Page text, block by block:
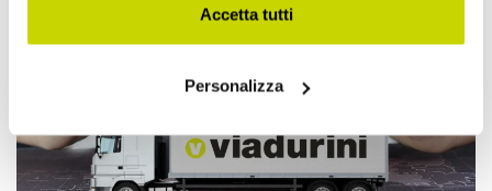
Accetta tutti
Personalizza